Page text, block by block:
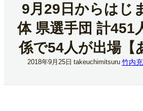
9月29日からはじ
体 県選手団 計451
係で54人が出場【
2018年9月25日 takeuchimitsuru 竹内